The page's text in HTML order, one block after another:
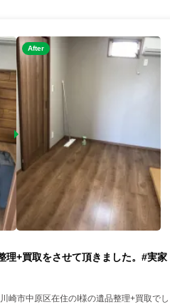
After
理+買取をさせて頂きました。#実家
崎市中原区在住のI様の遺品整理+買取でし